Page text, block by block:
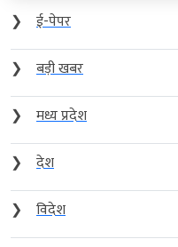
❯
ई-पेपर
❯
बड़ी खबर
❯
मध्य प्रदेश
❯
देश
❯
विदेश